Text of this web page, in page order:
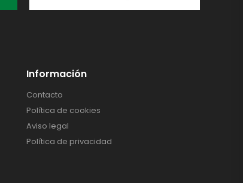
Información
Contacto
Política de cookies
Aviso legal
Política de privacidad